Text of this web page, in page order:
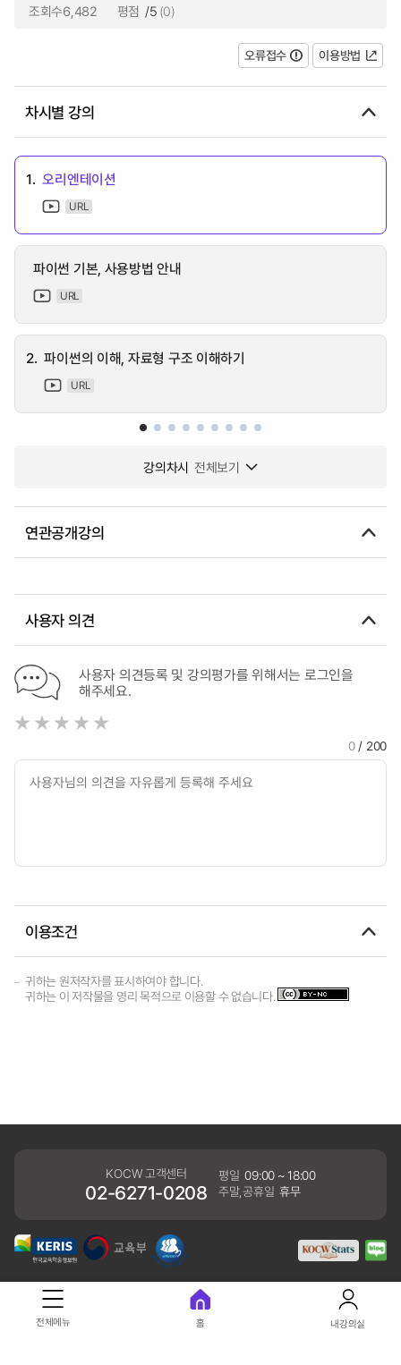
조회수6,482 평점 /5 (0)
오류접수 이용방법
차시별 강의
1. 오리엔테이션
URL
파이썬 기본, 사용방법 안내
URL
2. 파이썬의 이해, 자료형 구조 이해하기
URL
강의차시 전체보기
연관공개강의
사용자 의견
사용자 의견등록 및 강의평가를 위해서는 로그인을
해주세요.
0/ 200
이용조건
귀하는 원저작자를 표시하여야 합니다.
귀하는 이 저작물을 영리 목적으로 이용할 수 없습니다.
KOCW 고객센터
02-6271-0208
평일 09:00 ~ 18:00
주말,공휴일 휴무
개인정보처리방침
41061 대구광역시 동구 동내로 64 (동내동 1119) 우)41061
전체메뉴 홈 내강의실